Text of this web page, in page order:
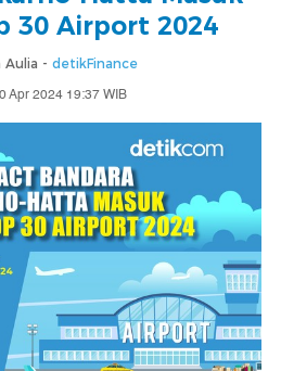
30 Airport 2024
Aulia - detikFinance
Apr 2024 19:37 WIB